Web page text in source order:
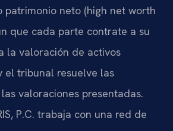
patrimonio neto (high net worth
que cada parte contrate a su
la valoración de activos
el tribunal resuelve las
valoraciones presentadas.
P.C. trabaja con una red de